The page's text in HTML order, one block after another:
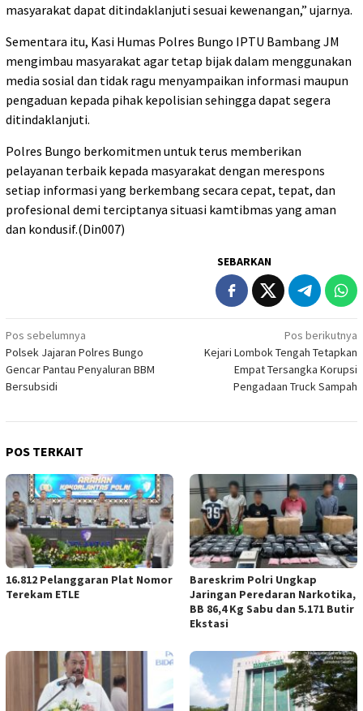
masyarakat dapat ditindaklanjuti sesuai kewenangan,” ujarnya.
Sementara itu, Kasi Humas Polres Bungo IPTU Bambang JM
mengimbau masyarakat agar tetap bijak dalam menggunakan
media sosial dan tidak ragu menyampaikan informasi maupun
pengaduan kepada pihak kepolisian sehingga dapat segera
ditindaklanjuti.
Polres Bungo berkomitmen untuk terus memberikan
pelayanan terbaik kepada masyarakat dengan merespons
setiap informasi yang berkembang secara cepat, tepat, dan
profesional demi terciptanya situasi kamtibmas yang aman
dan kondusif.(Din007)
SEBARKAN
Navigasi
pos
Pos sebelumnya
Polsek Jajaran Polres Bungo
Gencar Pantau Penyaluran BBM
Bersubsidi
Pos berikutnya
Kejari Lombok Tengah Tetapkan
Empat Tersangka Korupsi
Pengadaan Truck Sampah
POS TERKAIT
16.812 Pelanggaran Plat Nomor
Terekam ETLE
Bareskrim Polri Ungkap
Jaringan Peredaran Narkotika,
BB 86,4 Kg Sabu dan 5.171 Butir
Ekstasi